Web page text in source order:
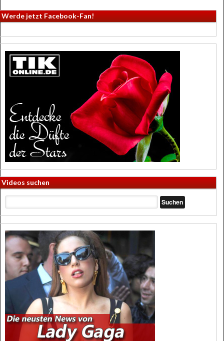
Werde jetzt Facebook-Fan!
Videos suchen